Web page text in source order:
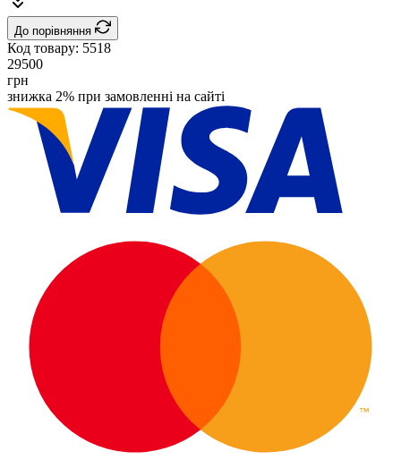
До порівняння
Код товару: 5518
29500
грн
знижка 2% при замовленні на сайті